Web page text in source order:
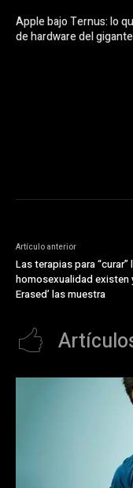
Apple bajo Ternus: lo
de hardware del
Artículo anterior
Las terapias para “curar”
homosexualidad existen
Erased’ las muestra